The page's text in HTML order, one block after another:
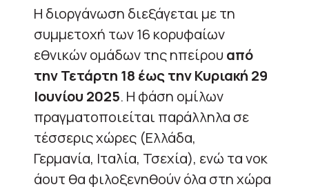
Η διοργάνωση διεξάγεται με τη
συμμετοχή των 16 κορυφαίων
εθνικών ομάδων της ηπείρου από
την Τετάρτη 18 έως την Κυριακή 29
Ιουνίου 2025. Η φάση ομίλων
πραγματοποιείται παράλληλα σε
τέσσερις χώρες (Ελλάδα,
Γερμανία, Ιταλία, Τσεχία), ενώ τα νοκ
άουτ θα φιλοξενηθούν όλα στη χώρα